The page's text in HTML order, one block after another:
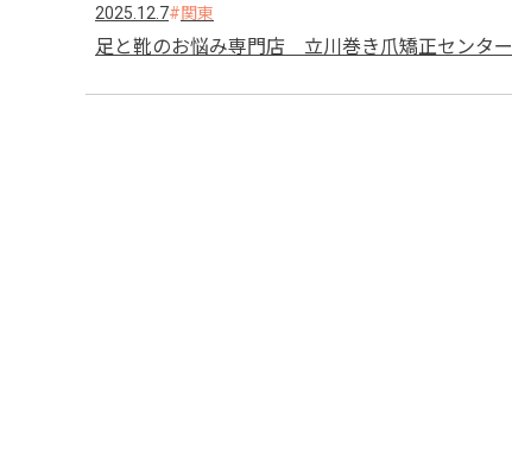
2025.12.7 関東
足と靴のお悩み専門店 立川巻き爪矯正センター